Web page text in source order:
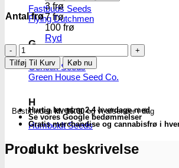
Fastbuds Seeds
Flying Dutchmen
G
Genetik Seeds
Green House Seed Co.
H
Humboldt Seeds
J
Antal frø
3 frø
7 frø
100 frø
Ryd
Oh
My
Gusher
skunkfrø
|
Dutch
antal
Tilføj Til Kurv Køb nu
Bestil indenkl. 16.00og vi afsender i dag
Hurtig levering 2-4 hverdage med
Se vores Google bedømmelser
Gratis merchandise og cannabisfrø i
Produkt beskrivelse